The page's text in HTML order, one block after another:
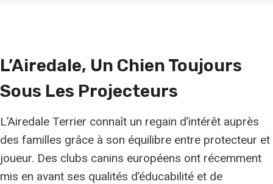
L’Airedale, Un Chien Toujours
Sous Les Projecteurs
L’Airedale Terrier connaît un regain d’intérêt auprès
des familles grâce à son équilibre entre protecteur et
joueur. Des clubs canins européens ont récemment
mis en avant ses qualités d’éducabilité et de